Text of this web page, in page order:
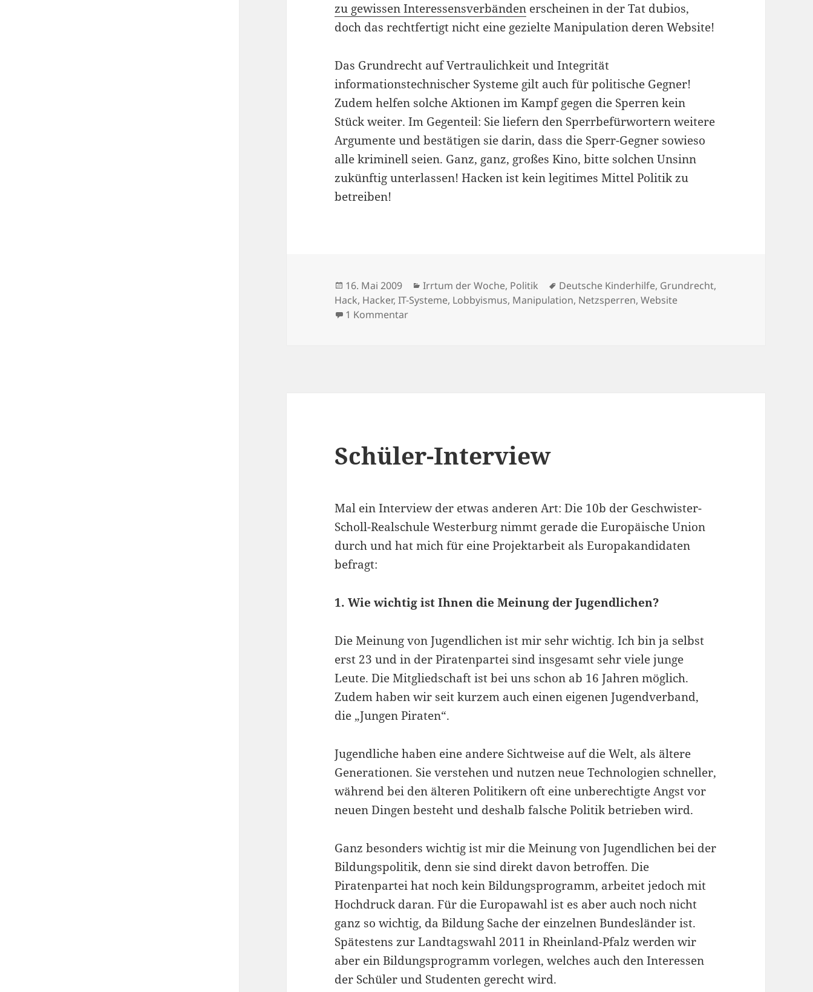
zu gewissen Interessensverbänden erscheinen in der Tat dubios,
doch das rechtfertigt nicht eine gezielte Manipulation deren Website!
Das Grundrecht auf Vertraulichkeit und Integrität
informationstechnischer Systeme gilt auch für politische Gegner!
Zudem helfen solche Aktionen im Kampf gegen die Sperren kein
Stück weiter. Im Gegenteil: Sie liefern den Sperrbefürwortern weitere
Argumente und bestätigen sie darin, dass die Sperr-Gegner sowieso
alle kriminell seien. Ganz, ganz, großes Kino, bitte solchen Unsinn
zukünftig unterlassen! Hacken ist kein legitimes Mittel Politik zu
betreiben!
Veröffentlicht
am
16. Mai 2009 Kategorien
Irrtum der Woche, Politik Schlagwörter
Deutsche Kinderhilfe, Grundrecht,
Hack, Hacker,IT-Systeme, Lobbyismus, Manipulation, Netzsperren,Website
1 Kommentarzu Irrtum der Woche: Hacken ist Politik mit anderen Mitteln
Schüler-Interview
Mal ein Interview der etwas anderen Art: Die 10b der Geschwister-
Scholl-Realschule Westerburg nimmt gerade die Europäische Union
durch und hat mich für eine Projektarbeit als Europakandidaten
befragt:
1. Wie wichtig ist Ihnen die Meinung der Jugendlichen?
Die Meinung von Jugendlichen ist mir sehr wichtig. Ich bin ja selbst
erst 23 und in der Piratenpartei sind insgesamt sehr viele junge
Leute. Die Mitgliedschaft ist bei uns schon ab 16 Jahren möglich.
Zudem haben wir seit kurzem auch einen eigenen Jugendverband,
die „Jungen Piraten“.
Jugendliche haben eine andere Sichtweise auf die Welt, als ältere
Generationen. Sie verstehen und nutzen neue Technologien schneller,
während bei den älteren Politikern oft eine unberechtigte Angst vor
neuen Dingen besteht und deshalb falsche Politik betrieben wird.
Ganz besonders wichtig ist mir die Meinung von Jugendlichen bei der
Bildungspolitik, denn sie sind direkt davon betroffen. Die
Piratenpartei hat noch kein Bildungsprogramm, arbeitet jedoch mit
Hochdruck daran. Für die Europawahl ist es aber auch noch nicht
ganz so wichtig, da Bildung Sache der einzelnen Bundesländer ist.
Spätestens zur Landtagswahl 2011 in Rheinland-Pfalz werden wir
aber ein Bildungsprogramm vorlegen, welches auch den Interessen
der Schüler und Studenten gerecht wird.